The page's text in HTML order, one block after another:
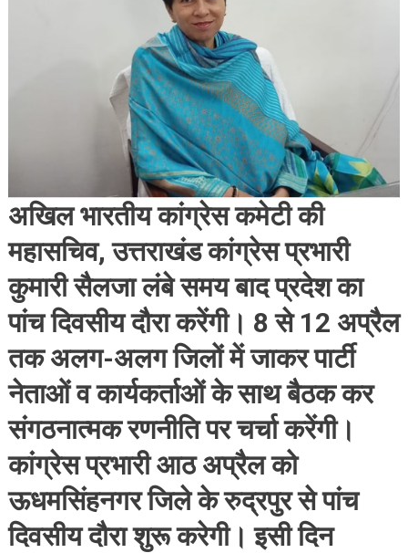
अखिल भारतीय कांग्रेस कमेटी की
महासचिव, उत्तराखंड कांग्रेस प्रभारी
कुमारी सैलजा लंबे समय बाद प्रदेश का
पांच दिवसीय दौरा करेंगी। 8 से 12 अप्रैल
तक अलग-अलग जिलों में जाकर पार्टी
नेताओं व कार्यकर्ताओं के साथ बैठक कर
संगठनात्मक रणनीति पर चर्चा करेंगी।
कांग्रेस प्रभारी आठ अप्रैल को
ऊधमसिंहनगर जिले के रुद्रपुर से पांच
दिवसीय दौरा शुरू करेगी। इसी दिन